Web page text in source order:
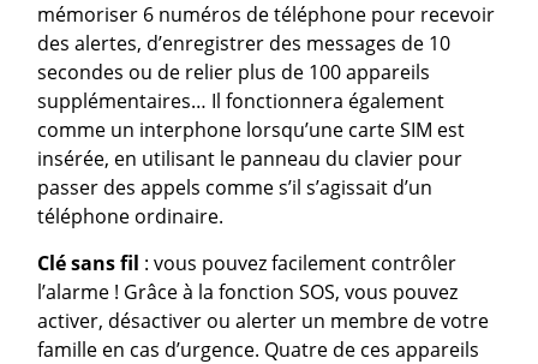
mémoriser 6 numéros de téléphone pour recevoir
des alertes, d’enregistrer des messages de 10
secondes ou de relier plus de 100 appareils
supplémentaires… Il fonctionnera également
comme un interphone lorsqu’une carte SIM est
insérée, en utilisant le panneau du clavier pour
passer des appels comme s’il s’agissait d’un
téléphone ordinaire.
Clé sans fil : vous pouvez facilement contrôler
l’alarme ! Grâce à la fonction SOS, vous pouvez
activer, désactiver ou alerter un membre de votre
famille en cas d’urgence. Quatre de ces appareils